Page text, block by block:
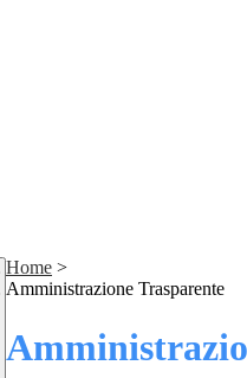
Home >
Amministrazione Trasparente